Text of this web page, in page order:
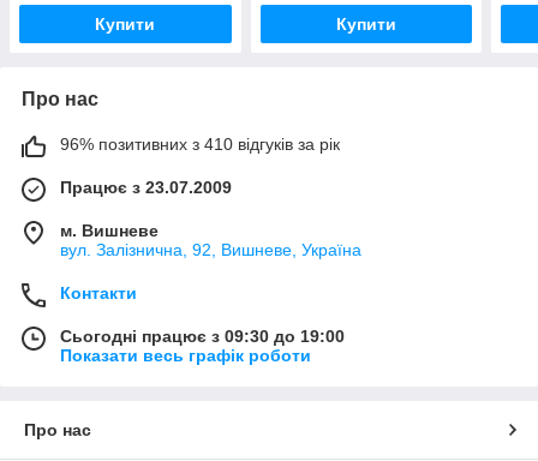
Купити Купити
Про нас
96% позитивних з 410 відгуків за рік
Працює з 23.07.2009
м. Вишневе
вул. Залізнична, 92, Вишневе, Україна
Контакти
Сьогодні працює з 09:30 до 19:00
Показати весь графік роботи
Про нас